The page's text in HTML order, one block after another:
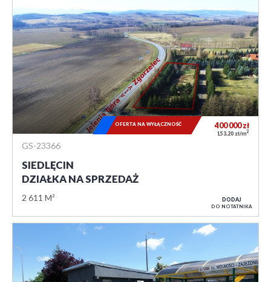
GS-23366
SIEDLĘCIN
DZIAŁKA NA SPRZEDAŻ
2 611 M²
400 000zł
153,20 zł/m2
OFERTA NA WYŁĄCZNOŚĆ
DODAJ
DO NOTATNIKA